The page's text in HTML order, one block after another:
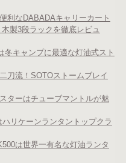
利なDABADAキャリーカート
製3段ラックを徹底レビュ
キャンプに最適な灯油式スト
刀流！SOTOストームブレイ
ターはチューブマントルが魅
ハリケーンランタントップクラ
は世界一有名な灯油ランタ